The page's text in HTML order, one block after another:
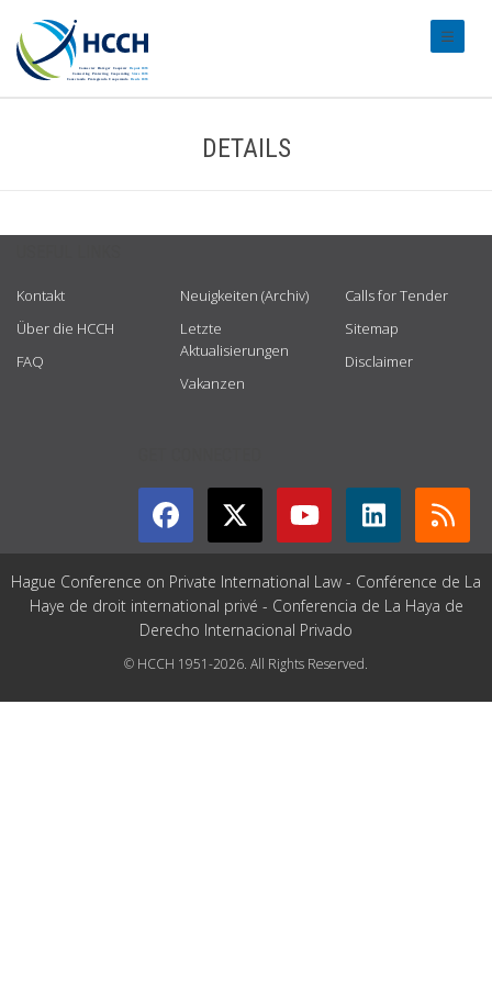
DETAILS
Kontakt
Über die HCCH
FAQ
Neuigkeiten (Archiv)
Letzte
Aktualisierungen
Vakanzen
Calls for Tender
Sitemap
Disclaimer
Hague Conference on Private International Law - Conférence de La
Haye de droit international privé - Conferencia de La Haya de
Derecho Internacional Privado
© HCCH 1951-2026. All Rights Reserved.